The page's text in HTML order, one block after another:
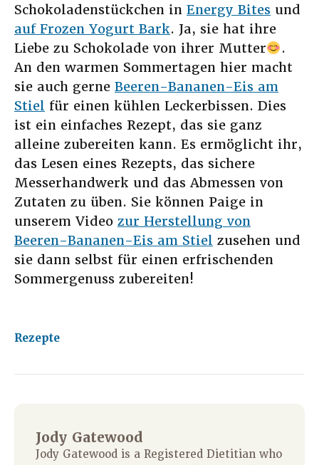
Schokoladenstückchen in Energy Bites und
auf Frozen Yogurt Bark. Ja, sie hat ihre
Liebe zu Schokolade von ihrer Mutter
.
An den warmen Sommertagen hier macht
sie auch gerne Beeren-Bananen-Eis am
Stiel für einen kühlen Leckerbissen. Dies
ist ein einfaches Rezept, das sie ganz
alleine zubereiten kann. Es ermöglicht ihr,
das Lesen eines Rezepts, das sichere
Messerhandwerk und das Abmessen von
Zutaten zu üben. Sie können Paige in
unserem Video zur Herstellung von
Beeren-Bananen-Eis am Stiel zusehen und
sie dann selbst für einen erfrischenden
Sommergenuss zubereiten!
Rezepte
Jody Gatewood
Jody Gatewood is a Registered Dietitian who